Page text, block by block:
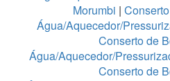
Morumbi |
Água/Aquecedor/
Conserto de
Água/Aquecedor/
Conserto de